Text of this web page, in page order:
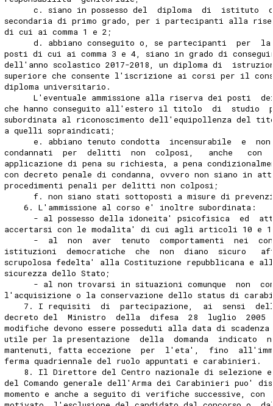
c. siano in possesso del  diploma  di  istituto
secondaria di primo grado, per i partecipanti alla
di cui ai comma 1 e 2;
d. abbiano conseguito o, se partecipanti  per
posti di cui ai comma 3 e 4, siano in grado di
dell'anno scolastico 2017-2018, un diploma di
superiore che consente l'iscrizione ai corsi per il
diploma universitario.
L'eventuale ammissione alla riserva dei posti
che hanno conseguito all'estero il titolo  di  studio
subordinata al riconoscimento dell'equipollenza del
a quelli sopraindicati;
e. abbiano tenuto condotta  incensurabile  e
condannati  per  delitti  non  colposi,   anche   con
applicazione di pena su richiesta, a pena
con decreto penale di condanna, ovvero non siano in
procedimenti penali per delitti non colposi;
f. non siano stati sottoposti a misure di
    6. L'ammissione al corso e' inoltre subordinata:
- al possesso della idoneita' psicofisica  ed
accertarsi con le modalita' di cui agli articoli 10 e
-  al  non  aver  tenuto  comportamenti  nei
istituzioni  democratiche  che  non  diano  sicuro
scrupolosa fedelta' alla Costituzione repubblicana e
sicurezza dello Stato;
- al non trovarsi in situazioni comunque  non
l'acquisizione o la conservazione dello status di
7. I requisiti  di  partecipazione,  ai  sensi
decreto del  Ministro  della  difesa  28  luglio  2005
modifiche devono essere posseduti alla data di
utile per la presentazione  della  domanda
mantenuti, fatta eccezione  per  l'eta',  fino
ferma quadriennale del ruolo appuntati e carabinieri.
8. Il Direttore del Centro nazionale di selezione
del Comando generale dell'Arma dei Carabinieri puo'
momento e anche a seguito di verifiche successive, con